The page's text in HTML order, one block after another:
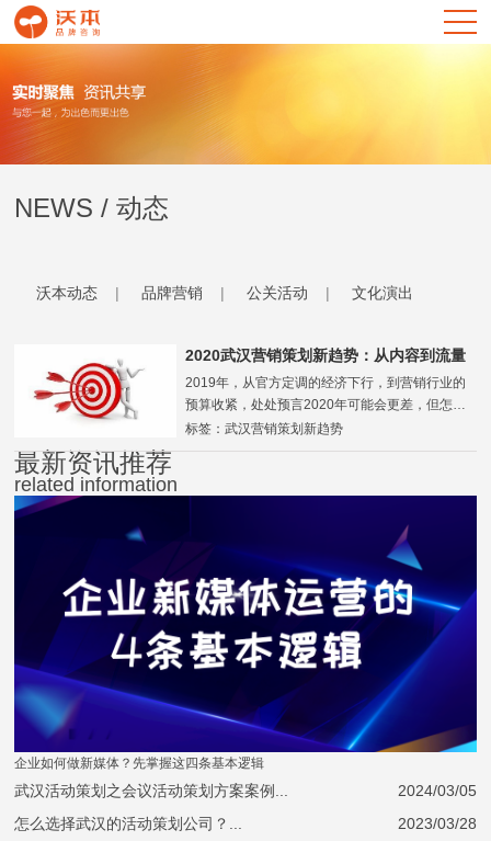
NEWS / 动态
沃本动态 品牌营销 公关活动 文化演出
2020武汉营销策划新趋势：从内容到流量
到品牌
2019年，从官方定调的经济下行，到营销行业的
预算收紧，处处预言2020年可能会更差，但怎么
也没想到，开年就迎来了新冠病毒这样的“黑天
鹅”事件。这给本就急速变化的营销环境又加了一
标签：武汉营销策划新趋势
最新资讯推荐
related information
企业如何做新媒体？先掌握这四条基本逻辑
2024/03/05
武汉活动策划之会议活动策划方案案例...
2023/03/28
怎么选择武汉的活动策划公司？...